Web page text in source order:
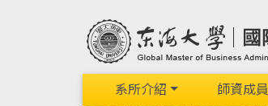
系所介紹 師資成員